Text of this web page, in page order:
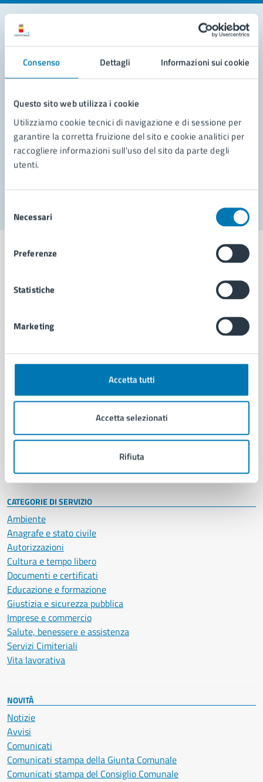
Consenso Dettagli Informazioni sui cookie
Questo sito web utilizza i cookie
Utilizziamo cookie tecnici di navigazione e di sessione per
garantire la corretta fruizione del sito e cookie analitici per
raccogliere informazioni sull'uso del sito da parte degli
utenti.
delNecessari
Preferenze
Statistiche
Marketing
Accetta tutti
Accetta selezionati
Rifiuta
Leggi le domande frequenti
Richiedi assistenza
Prenota appuntamento
Problemi in città
Comune di Napoli
AMMINISTRAZIONE
Organi di governo
Enti e fondazioni
Personale amministrativo
Intranet, posta aziendale e protocollo
CATEGORIE DI SERVIZIO
Ambiente
Anagrafe e stato civile
Autorizzazioni
Cultura e tempo libero
Documenti e certificati
Educazione e formazione
Giustizia e sicurezza pubblica
Imprese e commercio
Salute, benessere e assistenza
Servizi Cimiteriali
Vita lavorativa
NOVITÀ
Notizie
Avvisi
Comunicati
Comunicati stampa della Giunta Comunale
Comunicati stampa del Consiglio Comunale